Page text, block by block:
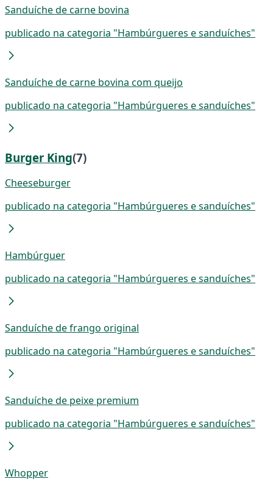
Sanduíche de carne bovina
publicado na categoria "Hambúrgueres e sanduíches"
Sanduíche de carne bovina com queijo
publicado na categoria "Hambúrgueres e sanduíches"
Burger King(7)
Cheeseburger
publicado na categoria "Hambúrgueres e sanduíches"
Hambúrguer
publicado na categoria "Hambúrgueres e sanduíches"
Sanduíche de frango original
publicado na categoria "Hambúrgueres e sanduíches"
Sanduíche de peixe premium
publicado na categoria "Hambúrgueres e sanduíches"
Whopper